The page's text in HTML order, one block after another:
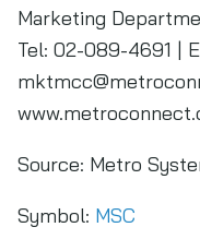
Marketing
Tel: 02-089-4691 |
Source: Metro
Symbol: MSC